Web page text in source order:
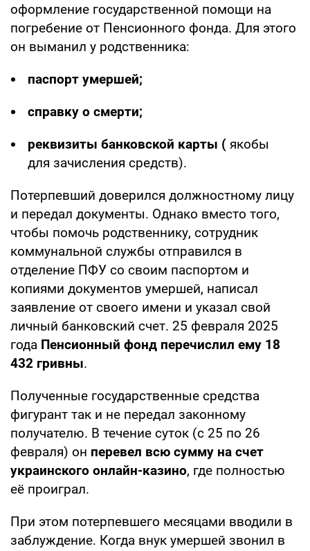
оформление государственной помощи на
погребение от Пенсионного фонда. Для этого
он выманил у родственника:
паспорт умершей;
справку о смерти;
реквизиты банковской карты ( якобы
для зачисления средств).
Потерпевший доверился должностному лицу
и передал документы. Однако вместо того,
чтобы помочь родственнику, сотрудник
коммунальной службы отправился в
отделение ПФУ со своим паспортом и
копиями документов умершей, написал
заявление от своего имени и указал свой
личный банковский счет. 25 февраля 2025
года Пенсионный фонд перечислил ему 18
432 гривны.
Полученные государственные средства
фигурант так и не передал законному
получателю. В течение суток (с 25 по 26
февраля) он перевел всю сумму на счет
украинского онлайн-казино, где полностью
её проиграл.
При этом потерпевшего месяцами вводили в
заблуждение. Когда внук умершей звонил в